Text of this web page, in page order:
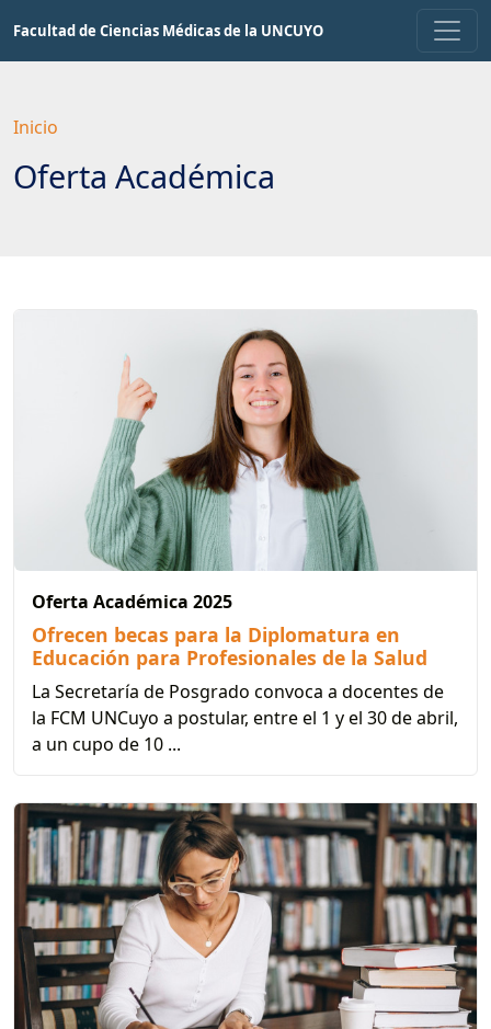
contenido
Facultad de Ciencias Médicas de la UNCUYO
Inicio
Oferta Académica
Oferta Académica 2025
Ofrecen becas para la Diplomatura en
Educación para Profesionales de la Salud
La Secretaría de Posgrado convoca a docentes de
la FCM UNCuyo a postular, entre el 1 y el 30 de abril,
a un cupo de 10 ...